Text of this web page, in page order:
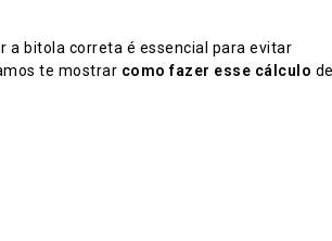
a bitola correta é essencial para evitar
te mostrar como fazer esse cálculo